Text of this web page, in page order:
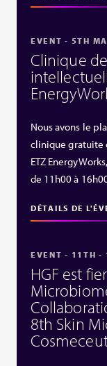
EVENT - 5TH
Clinique
Nous avons le
clinique gratuite
ETZ
de 11h00 à
DÉTAILS DE
EVENT - 11TH
HGF est
8th Skin